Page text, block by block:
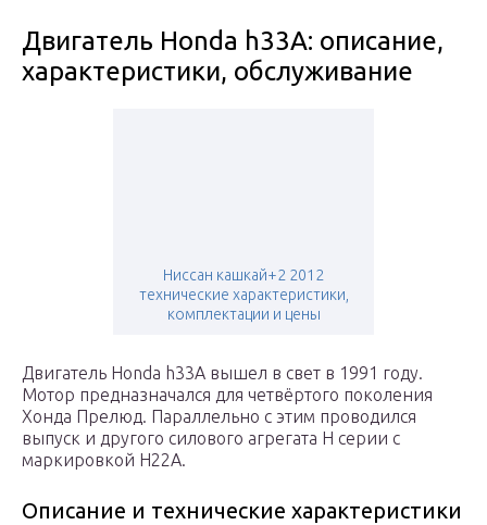
Двигатель Honda h33A: описание,
характеристики, обслуживание
Ниссан кашкай+2 2012
технические характеристики,
комплектации и цены
Двигатель Honda h33A вышел в свет в 1991 году.
Мотор предназначался для четвёртого поколения
Хонда Прелюд. Параллельно с этим проводился
выпуск и другого силового агрегата Н серии с
маркировкой Н22А.
Описание и технические характеристики